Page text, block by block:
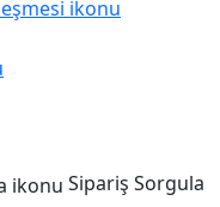
Sipariş Sorgula